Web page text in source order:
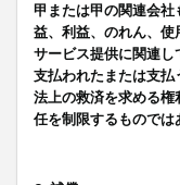
甲または甲の関連会
益、利益、のれん、
サービス提供に関連
支払われたまたは支
法上の救済を求める
任を制限するものでは